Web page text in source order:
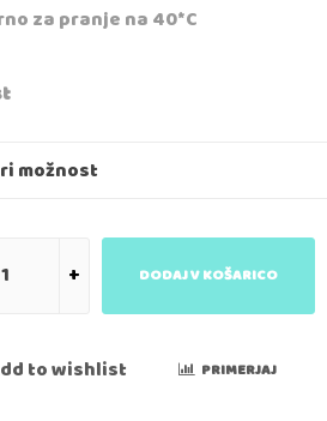
za pranje na 40*C
DODAJ V KOŠARICO
to wishlist PRIMERJAJ